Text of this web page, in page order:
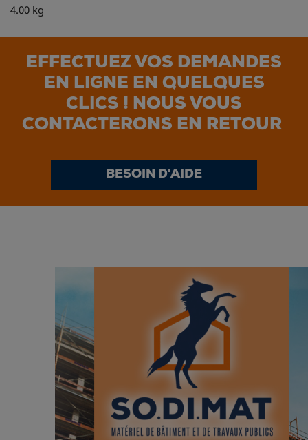
4.00 kg
EFFECTUEZ VOS DEMANDES
EN LIGNE EN QUELQUES
CLICS ! NOUS VOUS
CONTACTERONS EN RETOUR
BESOIN D'AIDE